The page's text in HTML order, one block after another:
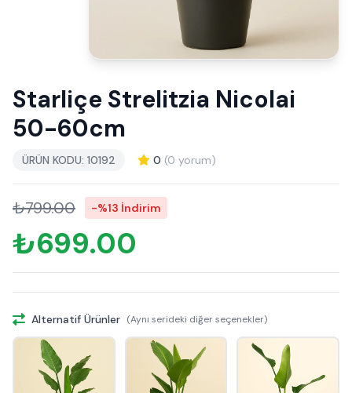
Starliçe Strelitzia Nicolai
50-60cm
ÜRÜN KODU: 10192 0 (0 yorum)
₺799.00 -%13 İndirim
₺699.00
Alternatif Ürünler (Aynı serideki diğer seçenekler)